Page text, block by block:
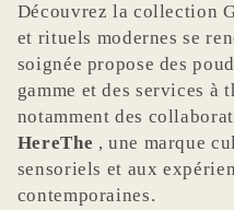
l
l
e
c
Découvrez la collection
et rituels modernes se
soignée propose des
gamme et des services à
notamment des
HereThe , une marque
sensoriels et aux
contemporaines.